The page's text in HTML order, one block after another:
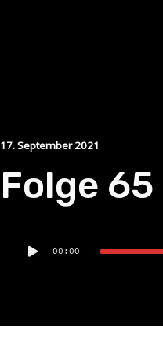
17. September 2021
Folge
Player00:00